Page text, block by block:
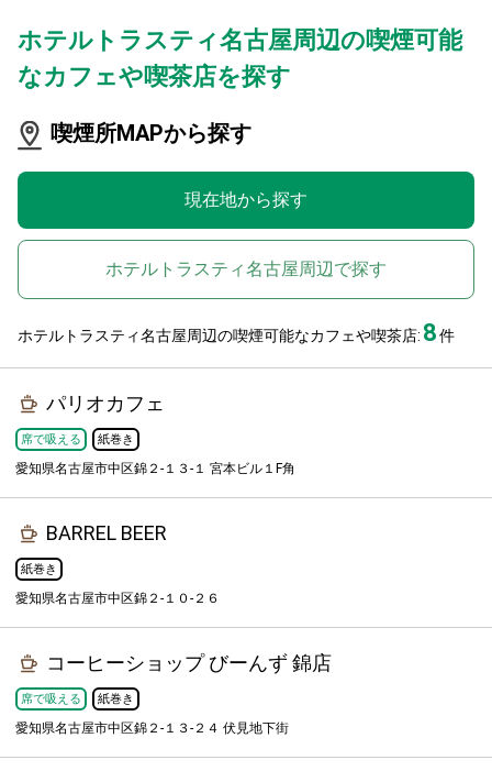
ホテルトラスティ名古屋周辺の喫煙可能
なカフェや喫茶店を探す
喫煙所MAPから探す
現在地から探す
ホテルトラスティ名古屋周辺で探す
ホテルトラスティ名古屋周辺の喫煙可能なカフェや喫茶店: 8件
パリオカフェ
席で吸える 紙巻き
愛知県名古屋市中区錦２-１３-１ 宮本ビル１F角
BARREL BEER
紙巻き
愛知県名古屋市中区錦２-１０-２６
コーヒーショップ びーんず 錦店
席で吸える 紙巻き
愛知県名古屋市中区錦２-１３-２４ 伏見地下街